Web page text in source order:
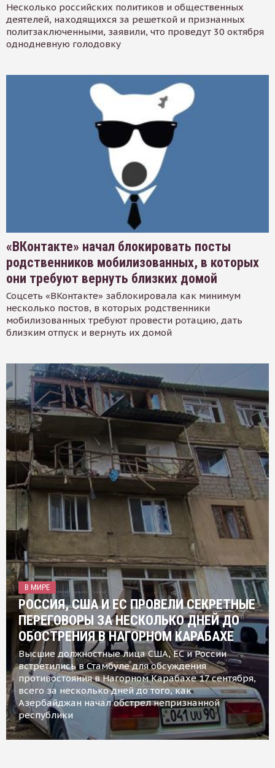
Несколько российских политиков и общественных
деятелей, находящихся за решеткой и признанных
политзаключенными, заявили, что проведут 30 октября
однодневную голодовку
«ВКонтакте» начал блокировать посты
родственников мобилизованных, в которых
они требуют вернуть близких домой
Соцсеть «ВКонтакте» заблокировала как минимум
несколько постов, в которых родственники
мобилизованных требуют провести ротацию, дать
близким отпуск и вернуть их домой
В МИРЕ
РОССИЯ, США И ЕС ПРОВЕЛИ СЕКРЕТНЫЕ
ПЕРЕГОВОРЫ ЗА НЕСКОЛЬКО ДНЕЙ ДО
ОБОСТРЕНИЯ В НАГОРНОМ КАРАБАХЕ
Высшие должностные лица США, ЕС и России
встретились в Стамбуле для обсуждения
противостояния в Нагорном Карабахе 17 сентября,
всего за несколько дней до того, как
Азербайджан начал обстрел непризнанной
республики